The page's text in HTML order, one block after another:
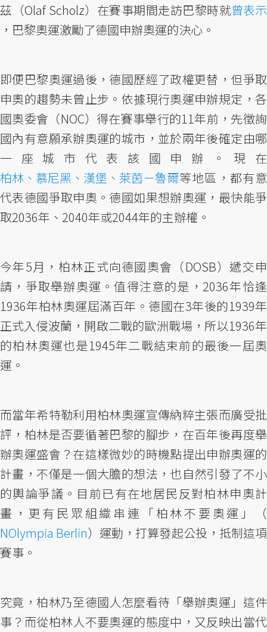
茲（Olaf Scholz）在賽事期間走訪巴黎時就曾表示
，巴黎奧運激勵了德國申辦奧運的決心。
即便巴黎奧運過後，德國歷經了政權更替，但爭取
申奧的趨勢未曾止步。依據現行奧運申辦規定，各
國奧委會（NOC）得在賽事舉行的11年前，先徵詢
國內有意願承辦奧運的城市，並於兩年後確定由哪
一座城市代表該國申辦。現在
柏林、慕尼黑、漢堡、萊茵－魯爾等地區，都有意
代表德國爭取申奧。德國如果想辦奧運，最快能爭
取2036年、2040年或2044年的主辦權。
今年5月，柏林正式向德國奧會（DOSB）遞交申
請，爭取舉辦奧運。值得注意的是，2036年恰逢
1936年柏林奧運屆滿百年。德國在3年後的1939年
正式入侵波蘭，開啟二戰的歐洲戰場，所以1936年
的柏林奧運也是1945年二戰結束前的最後一屆奧
運。
而當年希特勒利用柏林奧運宣傳納粹主張而廣受批
評，柏林是否要循著巴黎的腳步，在百年後再度舉
辦奧運盛會？在這樣微妙的時機點提出申辦奧運的
計畫，不僅是一個大膽的想法，也自然引發了不小
的輿論爭議。目前已有在地居民反對柏林申奧計
畫，更有民眾組織串連「柏林不要奧運」（
NOlympia Berlin）運動，打算發起公投，抵制這項
賽事。
究竟，柏林乃至德國人怎麼看待「舉辦奧運」這件
事？而從柏林人不要奧運的態度中，又反映出當代